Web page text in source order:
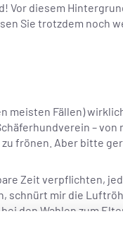
diesem
Sie trotzdem noch
meisten Fällen)
–
frönen. Aber bitte
Zeit verpflichten,
schnürt mir die
den Wahlen zum
ich glatt einen